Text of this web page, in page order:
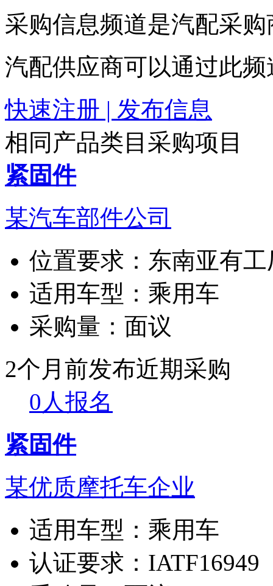
采购信息频道是汽配采
汽配供应商可以通过此
快速注册 | 发布信息
相同产品类目采购项目
紧固件
某汽车部件公司
位置要求： 东南亚有工
适用车型： 乘用车
采购量： 面议
2个月前发布近期采购
0人报名
紧固件
某优质摩托车企业
适用车型： 乘用车
认证要求： IATF16949